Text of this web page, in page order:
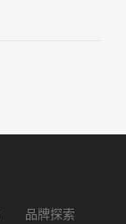
品牌探索